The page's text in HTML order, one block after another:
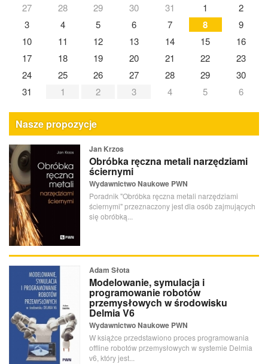
27 28 29 30 31 1
2
3
4 5 6 7 8
9
10
11 12 13 14 15
16
17
18 19 20 21 22
23
24
25 26 27 28 29
30
31
1 2 3 4 5 6
Nasze propozycje
Jan Krzos
Obróbka ręczna metali narzędziami
ściernymi
Wydawnictwo Naukowe PWN
Poradnik "Obróbka ręczna metali narzędziami
ściernymi" przeznaczony jest dla osób zajmujących
się obróbką...
Adam Słota
Modelowanie, symulacja i
programowanie robotów
przemysłowych w środowisku
Delmia V6
Wydawnictwo Naukowe PWN
W książce przedstawiono proces programowania
offline robotów przemysłowych w systemie Delmia
v6, który jest...